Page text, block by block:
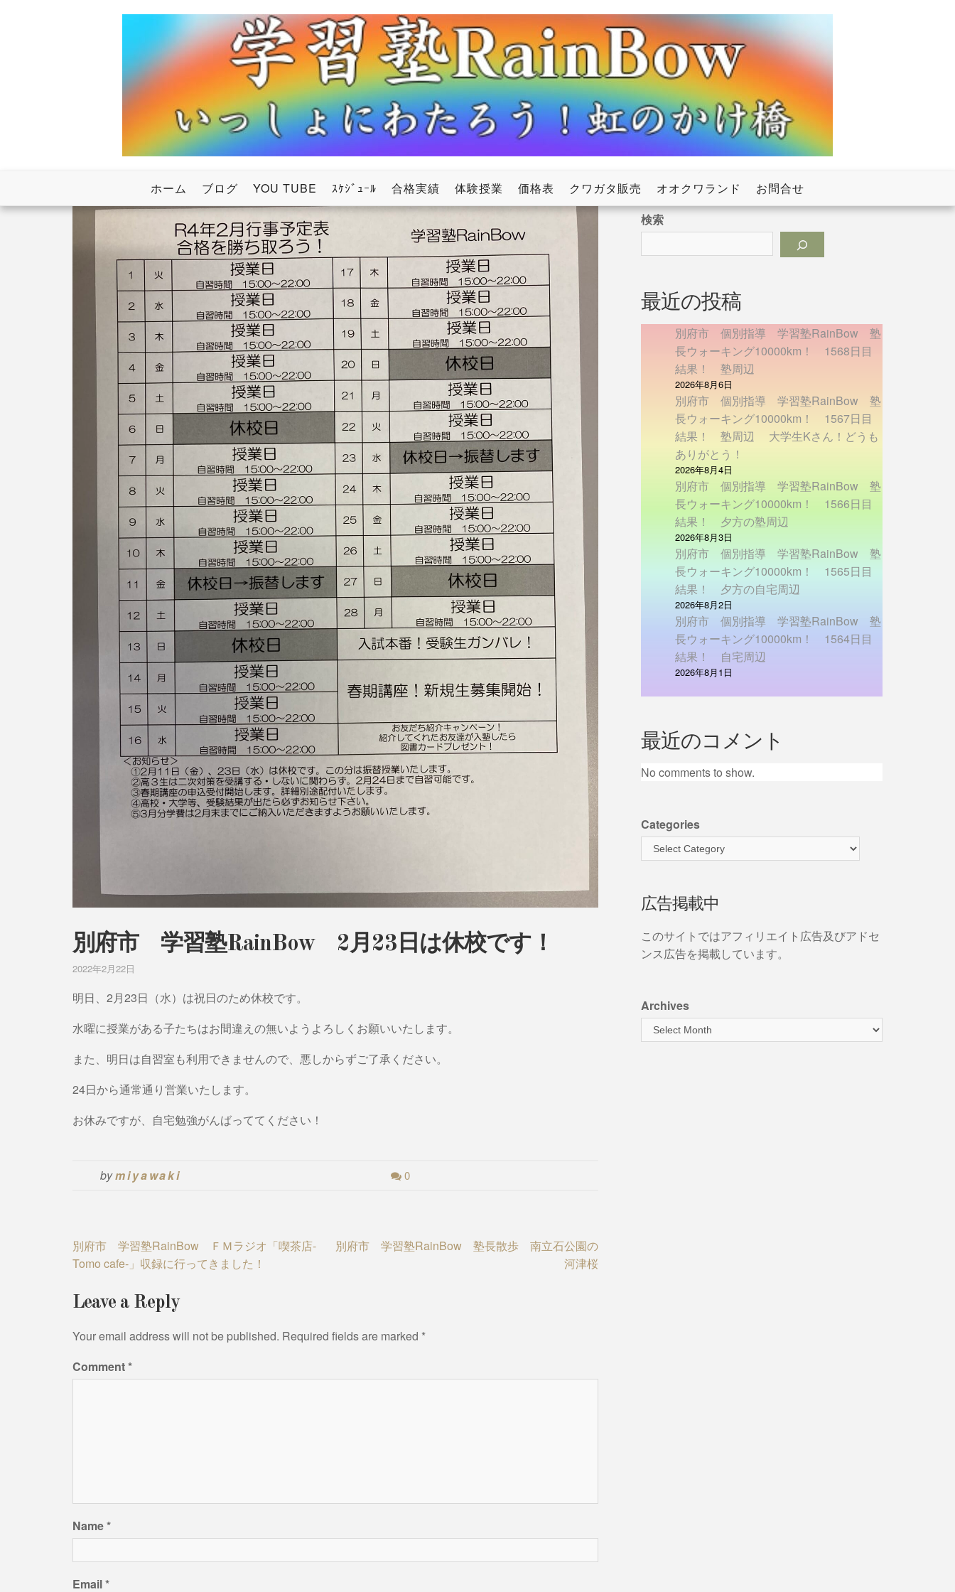
学習塾RainBow
ホーム ブログ YOU TUBE ｽｹｼﾞｭｰﾙ 合格実績 体験授業 価格表 クワガタ販売 オオクワランド お問合せ
別府市 学習塾RainBow 2月23日は休校です！
2022年2月22日
明日、2月23日（水）は祝日のため休校です。
水曜に授業がある子たちはお間違えの無いようよろしくお願いいたします。
また、明日は自習室も利用できませんので、悪しからずご了承ください。
24日から通常通り営業いたします。
お休みですが、自宅勉強がんばっててください！
bymiyawaki 0
Post
navigation
別府市 学習塾RainBow ＦＭラジオ「喫茶店-
Tomo cafe-」収録に行ってきました！
別府市 学習塾RainBow 塾長散歩 南立石公園の
河津桜
Leave a Reply
Your email address will not be published. Required fields are marked *
Comment*
Name*
Email*
検索
最近の投稿
別府市 個別指導 学習塾RainBow 塾
長ウォーキング10000km！ 1568日目
結果！ 塾周辺
2026年8月6日
別府市 個別指導 学習塾RainBow 塾
長ウォーキング10000km！ 1567日目
結果！ 塾周辺 大学生Kさん！どうも
ありがとう！
2026年8月4日
別府市 個別指導 学習塾RainBow 塾
長ウォーキング10000km！ 1566日目
結果！ 夕方の塾周辺
2026年8月3日
別府市 個別指導 学習塾RainBow 塾
長ウォーキング10000km！ 1565日目
結果！ 夕方の自宅周辺
2026年8月2日
別府市 個別指導 学習塾RainBow 塾
長ウォーキング10000km！ 1564日目
結果！ 自宅周辺
2026年8月1日
最近のコメント
No comments to show.
Categories
広告掲載中
このサイトではアフィリエイト広告及びアドセ
ンス広告を掲載しています。
Archives